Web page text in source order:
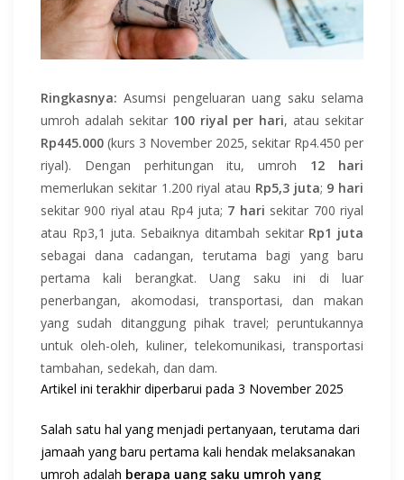
Ringkasnya: Asumsi pengeluaran uang saku selama
umroh adalah sekitar 100 riyal per hari, atau sekitar
Rp445.000 (kurs 3 November 2025, sekitar Rp4.450 per
riyal). Dengan perhitungan itu, umroh 12 hari
memerlukan sekitar 1.200 riyal atau Rp5,3 juta; 9 hari
sekitar 900 riyal atau Rp4 juta; 7 hari sekitar 700 riyal
atau Rp3,1 juta. Sebaiknya ditambah sekitar Rp1 juta
sebagai dana cadangan, terutama bagi yang baru
pertama kali berangkat. Uang saku ini di luar
penerbangan, akomodasi, transportasi, dan makan
yang sudah ditanggung pihak travel; peruntukannya
untuk oleh-oleh, kuliner, telekomunikasi, transportasi
tambahan, sedekah, dan dam.
Artikel ini terakhir diperbarui pada 3 November 2025
Salah satu hal yang menjadi pertanyaan, terutama dari
jamaah yang baru pertama kali hendak melaksanakan
umroh adalah berapa uang saku umroh yang